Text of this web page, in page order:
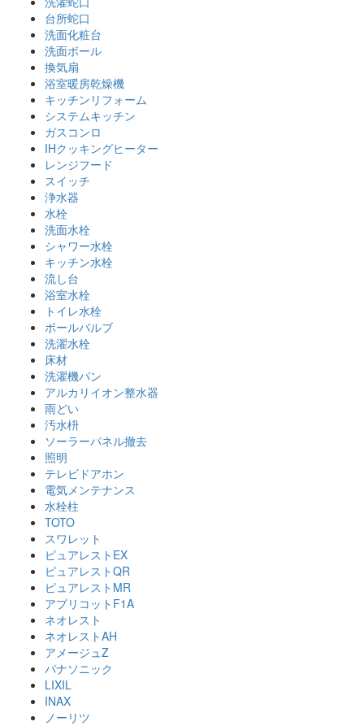
台所蛇口
洗面化粧台
洗面ボール
換気扇
浴室暖房乾燥機
キッチンリフォーム
システムキッチン
ガスコンロ
IHクッキングヒーター
レンジフード
スイッチ
浄水器
水栓
洗面水栓
シャワー水栓
キッチン水栓
流し台
浴室水栓
トイレ水栓
ボールバルブ
洗濯水栓
床材
洗濯機パン
アルカリイオン整水器
雨どい
汚水枡
ソーラーパネル撤去
照明
テレビドアホン
電気メンテナンス
水栓柱
TOTO
スワレット
ピュアレストEX
ピュアレストQR
ピュアレストMR
アプリコットF1A
ネオレスト
ネオレストAH
アメージュZ
パナソニック
LIXIL
INAX
ノーリツ